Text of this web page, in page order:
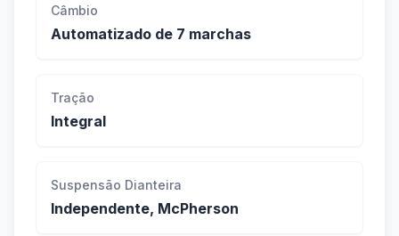
Câmbio
Automatizado de 7 marchas
Tração
Integral
Suspensão Dianteira
Independente, McPherson